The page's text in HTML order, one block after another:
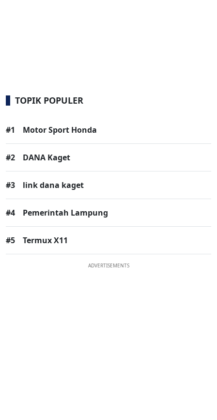
TOPIK POPULER
#1 Motor Sport Honda
#2 DANA Kaget
#3 link dana kaget
#4 Pemerintah Lampung
#5 Termux X11
ADVERTISEMENTS